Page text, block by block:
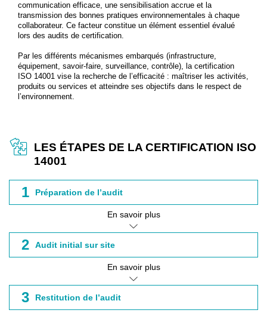
communication efficace, une sensibilisation accrue et la
transmission des bonnes pratiques environnementales à chaque
collaborateur. Ce facteur constitue un élément essentiel évalué
lors des audits de certification.
Par les différents mécanismes embarqués (infrastructure,
équipement, savoir-faire, surveillance, contrôle), la certification
ISO 14001 vise la recherche de l’efficacité : maîtriser les activités,
produits ou services et atteindre ses objectifs dans le respect de
l’environnement.
LES ÉTAPES DE LA CERTIFICATION ISO
14001
1 Préparation de l’audit
En savoir plus
2 Audit initial sur site
En savoir plus
3 Restitution de l’audit